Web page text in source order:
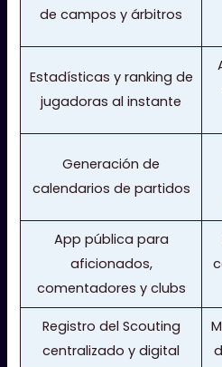
de campos y árbitros
Estadísticas y ranking de
jugadoras al instante
Generación de
calendarios de partidos
App pública para
aficionados,
comentadores y clubs
Registro del Scouting
centralizado y digital